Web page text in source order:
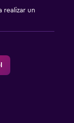
realizar un